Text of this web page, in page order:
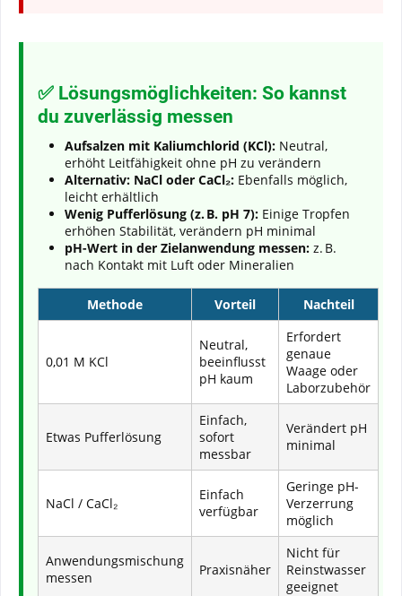
✅ Lösungsmöglichkeiten: So kannst
du zuverlässig messen
Aufsalzen mit Kaliumchlorid (KCl): Neutral,
erhöht Leitfähigkeit ohne pH zu verändern
Alternativ: NaCl oder CaCl₂: Ebenfalls möglich,
leicht erhältlich
Wenig Pufferlösung (z. B. pH 7): Einige Tropfen
erhöhen Stabilität, verändern pH minimal
pH-Wert in der Zielanwendung messen: z. B.
nach Kontakt mit Luft oder Mineralien
Methode Vorteil Nachteil
0,01 M KCl
Neutral,
beeinflusst
pH kaum
Erfordert
genaue
Waage oder
Laborzubehör
Etwas Pufferlösung
Einfach,
sofort
messbar
Verändert pH
minimal
NaCl / CaCl₂
Einfach
verfügbar
Geringe pH-
Verzerrung
möglich
Anwendungsmischung
messen
Praxisnäher
Nicht für
Reinstwasser
geeignet